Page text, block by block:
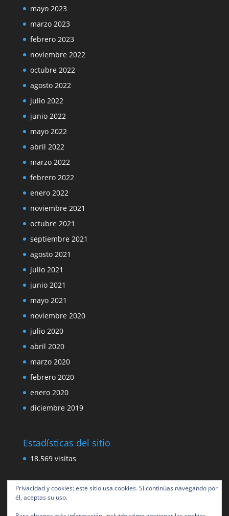
Privacidad y cookies: este sitio usa cookies. Si continúas navegando por
él, aceptas su uso.
mayo 2023
marzo 2023
febrero 2023
noviembre 2022
octubre 2022
agosto 2022
julio 2022
junio 2022
mayo 2022
abril 2022
marzo 2022
febrero 2022
enero 2022
noviembre 2021
octubre 2021
septiembre 2021
agosto 2021
julio 2021
junio 2021
mayo 2021
noviembre 2020
julio 2020
abril 2020
marzo 2020
febrero 2020
enero 2020
diciembre 2019
Estadísticas del sitio
18.569 visitas